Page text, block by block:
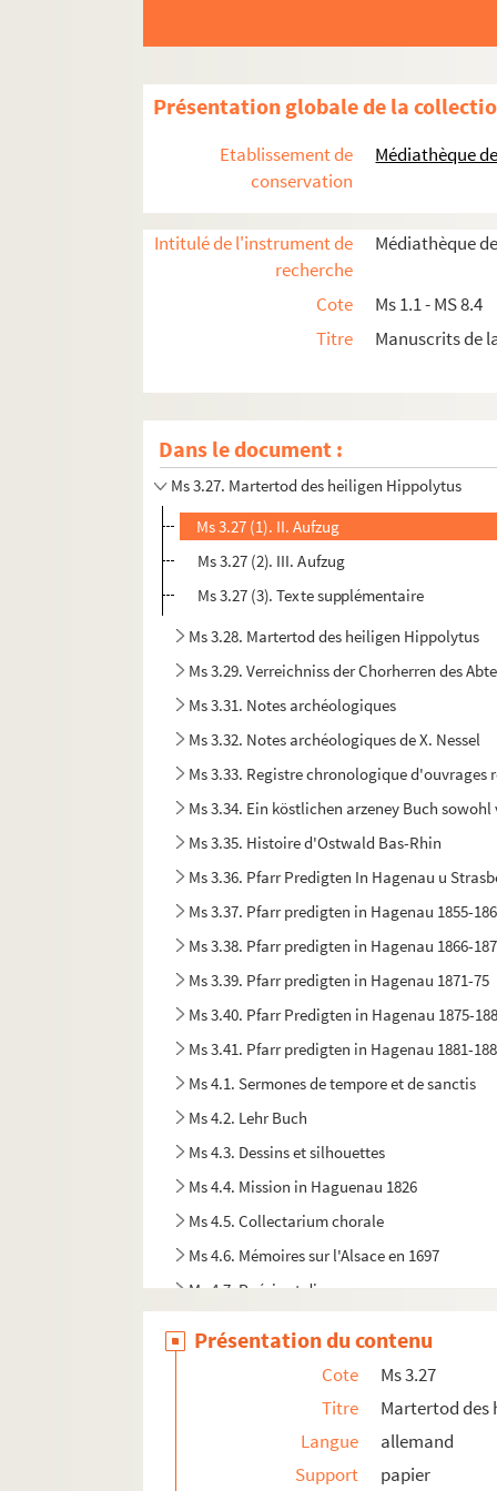
Présentation globale de la
Etablissement de
conservation
Médiathèque
Intitulé de l'instrument de
recherche
Médiathèque
Cote
Ms 1.1 - MS 8.4
Titre
Manuscrits de
Dans le document :
Ms 3.17. Notes historiques sur Haguenau
Ms 3.19. De termino Alsatiae boreali
Ms 3.20. Haguenau 1870
Ms 3.21. Krieg 1914-1915
Ms 3.22. Notes et Œuvres
Ms 3.23. Sermons de Joseph Guerber
Ms 3.24. Terrier des biens de Sturzelbronn à
Ms 3.25a. Engagements au regiment
Ms 3.26. Jura et Statula Cayaituli ruralis
Ms 3.27. Martertod des heiligen Hippolytus
Ms 3.27 (1). II. Aufzug
Ms 3.27 (2). III. Aufzug
Ms 3.27 (3). Texte supplémentaire
Ms 3.28. Martertod des heiligen Hippolytus
Ms 3.29. Verreichniss der Chorherren des
Ms 3.31. Notes archéologiques
Ms 3.32. Notes archéologiques de X. Nessel
Ms 3.33. Registre chronologique d'ouvrages
Ms 3.34. Ein köstlichen arzeney Buch
Ms 3.35. Histoire d'Ostwald Bas-Rhin
Ms 3.36. Pfarr Predigten In Hagenau u
Ms 3.37. Pfarr predigten in Hagenau 1855-
Ms 3.38. Pfarr predigten in Hagenau 1866-
Ms 3.39. Pfarr predigten in Hagenau 1871-75
Ms 3.40. Pfarr Predigten in Hagenau 1875-
Ms 3.41. Pfarr predigten in Hagenau 1881-
Ms 4.1. Sermones de tempore et de sanctis
Ms 4.2. Lehr Buch
Ms 4.3. Dessins et silhouettes
Ms 4.4. Mission in Haguenau 1826
Ms 4.5. Collectarium chorale
Ms 4.6. Mémoires sur l'Alsace en 1697
Ms 4.7. Poésie et divers
Ms 4.8 (2). Lettre
Présentation du contenu
Cote
Ms 3.27
Titre
Martertod des
Langue
allemand
Support
papier